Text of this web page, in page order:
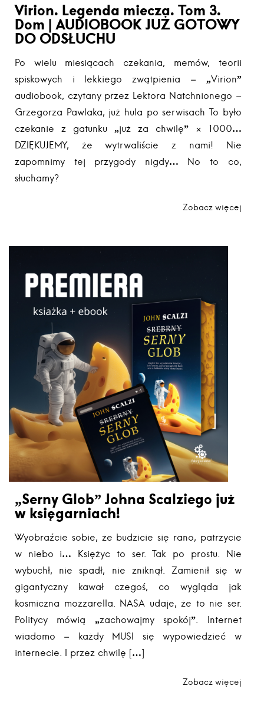
Virion. Legenda miecza. Tom 3.
Dom | AUDIOBOOK JUŻ GOTOWY
DO ODSŁUCHU
Po wielu miesiącach czekania, memów, teorii
spiskowych i lekkiego zwątpienia – „Virion”
audiobook, czytany przez Lektora Natchnionego –
Grzegorza Pawlaka, już hula po serwisach To było
czekanie z gatunku „już za chwilę” × 1000…
DZIĘKUJEMY, że wytrwaliście z nami! Nie
zapomnimy tej przygody nigdy… No to co,
słuchamy?
Zobacz więcej
„Serny Glob” Johna Scalziego już
w księgarniach!
Wyobraźcie sobie, że budzicie się rano, patrzycie
w niebo i… Księżyc to ser. Tak po prostu. Nie
wybuchł, nie spadł, nie zniknął. Zamienił się w
gigantyczny kawał czegoś, co wygląda jak
kosmiczna mozzarella. NASA udaje, że to nie ser.
Politycy mówią „zachowajmy spokój”. Internet
wiadomo – każdy MUSI się wypowiedzieć w
internecie. I przez chwilę […]
Zobacz więcej